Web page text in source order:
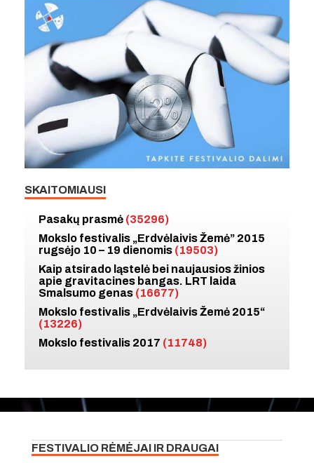
SKAITOMIAUSI
Pasakų prasmė (35296)
Mokslo festivalis „Erdvėlaivis Žemė” 2015
rugsėjo 10 – 19 dienomis (19503)
Kaip atsirado ląstelė bei naujausios žinios
apie gravitacines bangas. LRT laida
Smalsumo genas (16677)
Mokslo festivalis „Erdvėlaivis Žemė 2015“
(13226)
Mokslo festivalis 2017 (11748)
FESTIVALIO RĖMĖJAI IR DRAUGAI